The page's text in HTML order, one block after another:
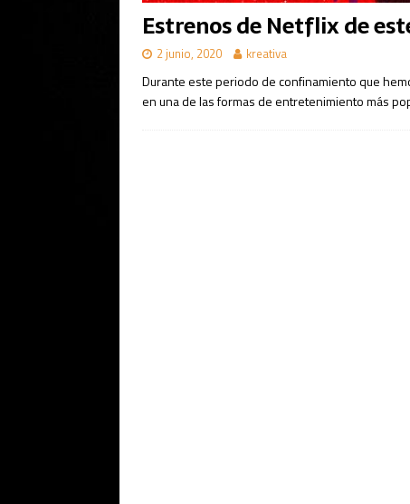
Estrenos de Netflix de
2 junio, 2020 kreativa
Durante este periodo de confinamiento que
en una de las formas de entretenimiento más